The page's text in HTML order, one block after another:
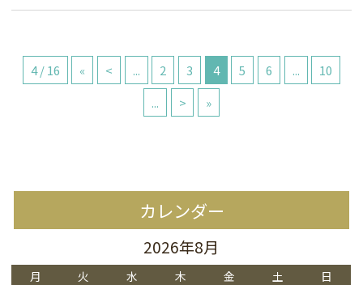
4 / 16 « < ... 2 3 4 5 6 ...
10
...
> »
カレンダー
2026年8月
月 火 水 木 金 土 日